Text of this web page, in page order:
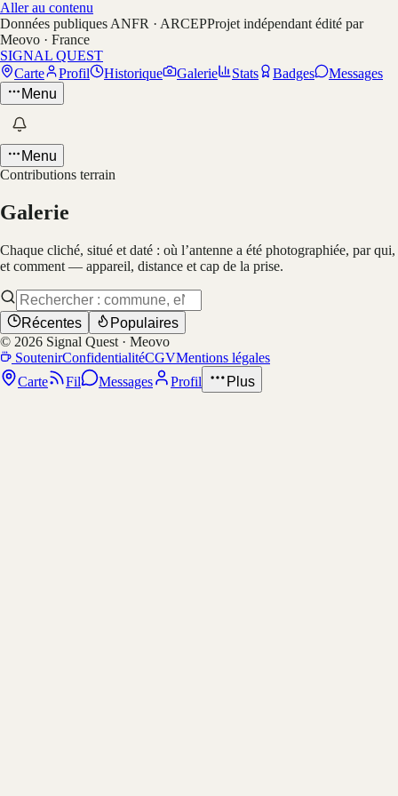
Aller au contenu
Données publiques ANFR · ARCEPProjet indépendant édité par
Meovo · France
SIGNAL QUEST
Carte
Profil Historique Galerie Stats Badges
Messages
Menu
Menu
Contributions terrain
Galerie
Chaque cliché, situé et daté : où l’antenne a été photographiée, par qui,
et comment — appareil, distance et cap de la prise.
Récentes
Populaires
© 2026 Signal Quest · Meovo
SoutenirConfidentialitéCGVMentions légales
Carte
Fil Messages Profil Plus